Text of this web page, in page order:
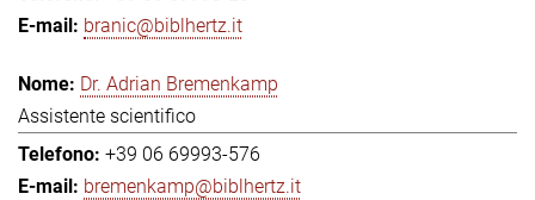
branic@biblhertz.it
Dr. Adrian Bremenkamp
Assistente scientifico
+39 06 69993-576
bremenkamp@biblhertz.it